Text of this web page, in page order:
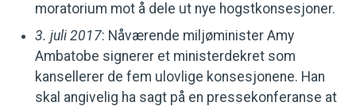
moratorium mot å dele ut nye hogstkonsesjoner.
3. juli 2017: Nåværende miljøminister Amy
Ambatobe signerer et ministerdekret som
kansellerer de fem ulovlige konsesjonene. Han
skal angivelig ha sagt på en pressekonferanse at